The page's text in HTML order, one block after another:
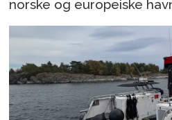
norske og europeiske